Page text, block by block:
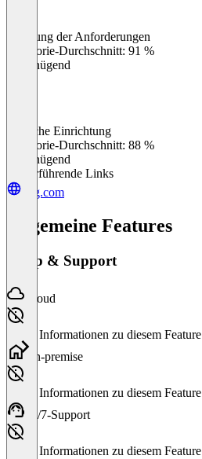
Erfüllung der Anforderungen
Kategorie-Durchschnitt: 91 %
Ungenügend
Einfache Einrichtung
Kategorie-Durchschnitt: 88 %
Ungenügend
Weiterführende Links
epg.com
Allgemeine Features
Setup & Support
Cloud
Keine Informationen zu diesem Feature
On-premise
Keine Informationen zu diesem Feature
24/7-Support
Keine Informationen zu diesem Feature